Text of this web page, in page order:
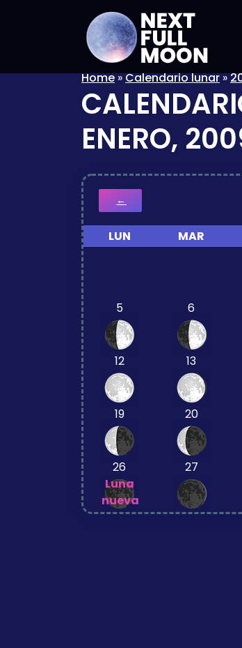
Home»Calendario lunar»
ENERO,
←
LUN MAR
5
6
12
13
19
20
26
Luna
nueva
27